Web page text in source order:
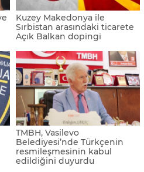
Kuzey Makedonya'daki Hacı
Mahmud Bey Camisi'nin
TBMM Başkanı Şentop: "Bizi
ezelden ebede kadar bir
millet halinde koruyan,
birbirimize bağlayan
Türkçedir"
Şentop, Üsküp'te Türkçe
eğitim veren Tefeyyüz